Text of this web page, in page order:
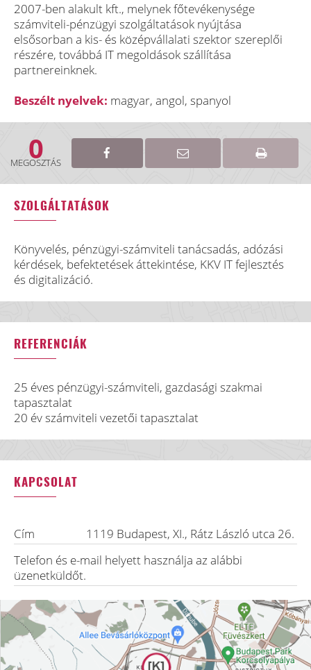
2007-ben alakult kft., melynek főtevékenysége
számviteli-pénzügyi szolgáltatások nyújtása
elsősorban a kis- és középvállalati szektor szereplői
részére, továbbá IT megoldások szállítása
partnereinknek.
Beszélt nyelvek: magyar, angol, spanyol
0
MEGOSZTÁS
SZOLGÁLTATÁSOK
Könyvelés, pénzügyi-számviteli tanácsadás, adózási
kérdések, befektetések áttekintése, KKV IT fejlesztés
és digitalizáció.
REFERENCIÁK
25 éves pénzügyi-számviteli, gazdasági szakmai
tapasztalat
20 év számviteli vezetői tapasztalat
KAPCSOLAT
Cím 1119 Budapest, XI., Rátz László utca 26.
Telefon és e-mail helyett használja az alábbi
üzenetküldőt.